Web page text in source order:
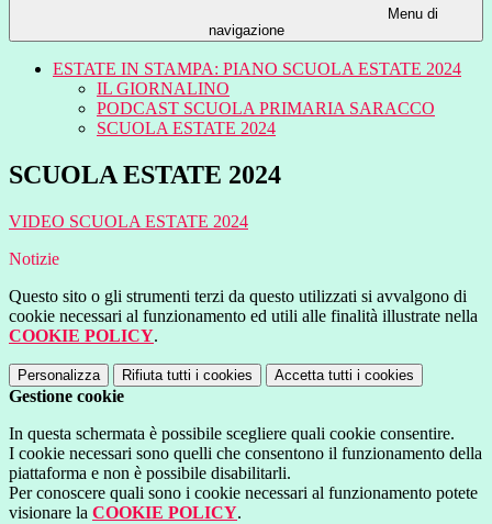
Menu di
navigazione
ESTATE IN STAMPA: PIANO SCUOLA ESTATE 2024
IL GIORNALINO
PODCAST SCUOLA PRIMARIA SARACCO
SCUOLA ESTATE 2024
SCUOLA ESTATE 2024
VIDEO SCUOLA ESTATE 2024
Notizie
Questo sito o gli strumenti terzi da questo utilizzati si avvalgono di
cookie necessari al funzionamento ed utili alle finalità illustrate nella
COOKIE POLICY.
Personalizza Rifiuta tutti i cookies Accetta tutti i cookies
Gestione cookie
In questa schermata è possibile scegliere quali cookie consentire.
I cookie necessari sono quelli che consentono il funzionamento della
piattaforma e non è possibile disabilitarli.
Per conoscere quali sono i cookie necessari al funzionamento potete
visionare la COOKIE POLICY.